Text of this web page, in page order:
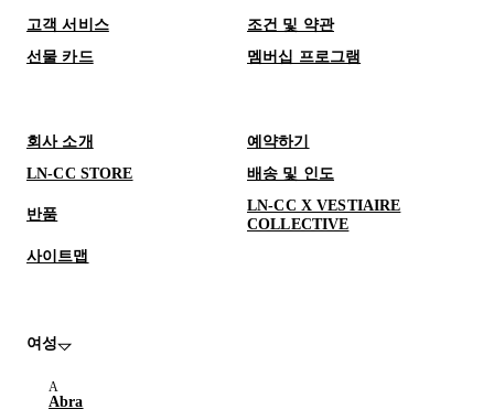
고객 서비스
조건 및 약관
선물 카드
멤버십 프로그램
회사 소개
예약하기
LN-CC STORE
배송 및 인도
반품
LN-CC X VESTIAIRE
COLLECTIVE
사이트맵
여성
Abra